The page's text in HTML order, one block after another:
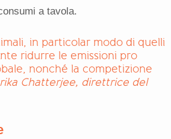
a tavola.
in particolar modo di quelli
ridurre le emissioni pro
nonché la competizione
Chatterjee, direttrice del